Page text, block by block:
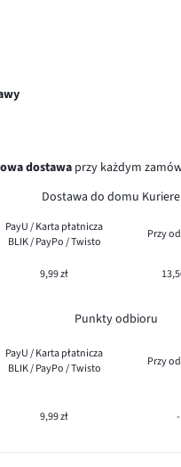
dostawa przy każdym
Dostawa do domu
PayU / Karta płatnicza
BLIK / PayPo / Twisto
Przy
9,99 zł
Punkty odbioru
PayU / Karta płatnicza
BLIK / PayPo / Twisto
Przy
9,99 zł -